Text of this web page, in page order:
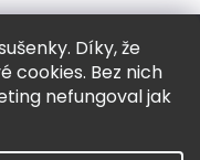
Díky, že
cookies. Bez nich
nefungoval jak
práva vyhrazena.
Shoptak.cz